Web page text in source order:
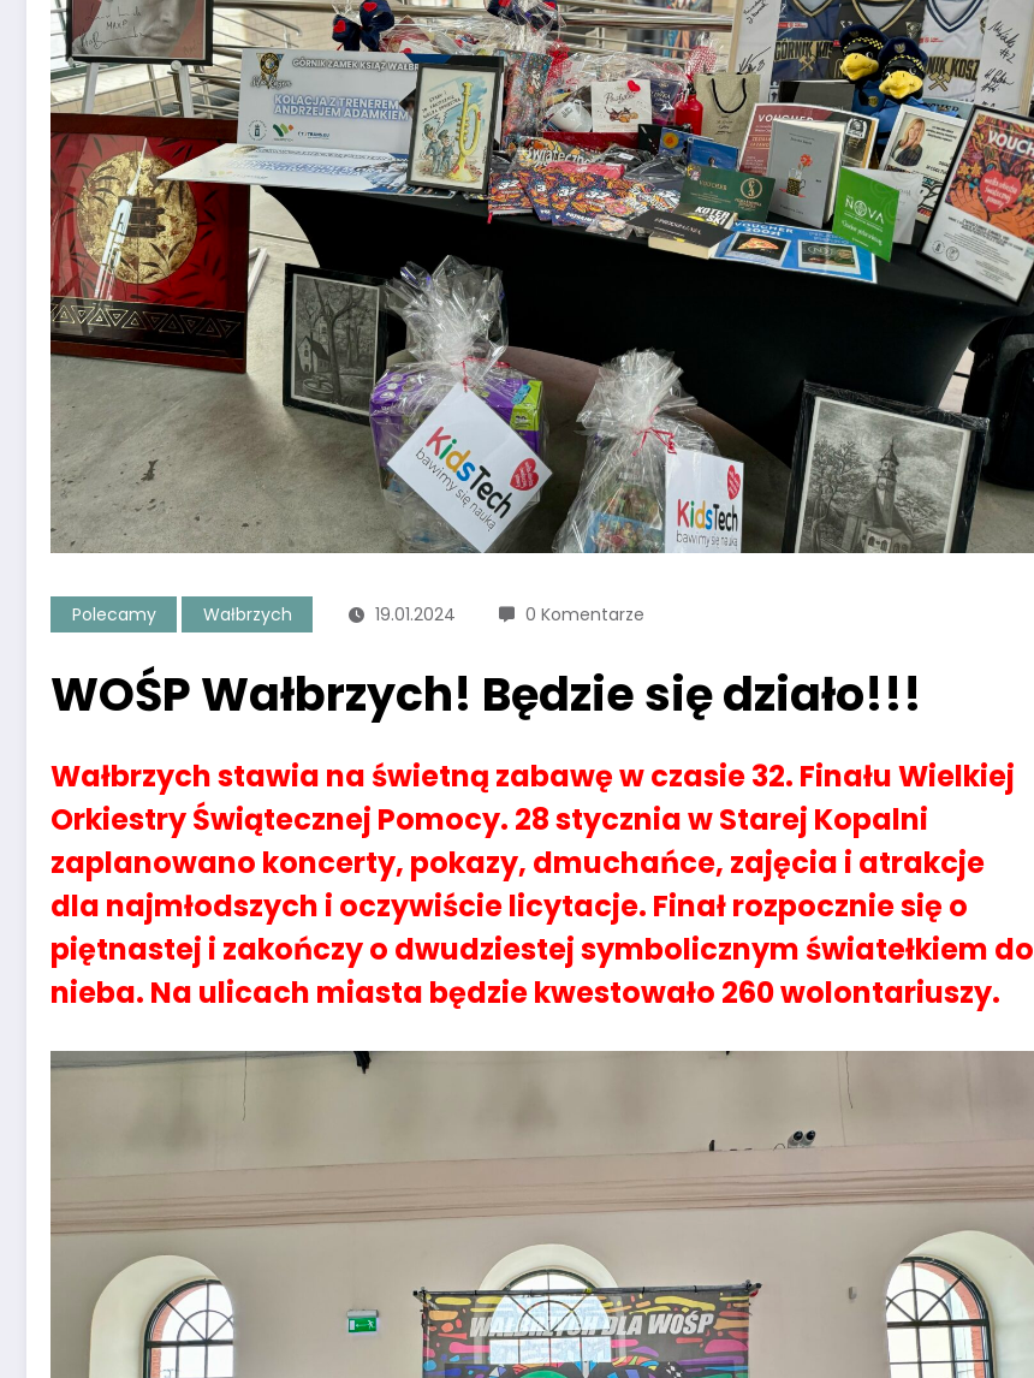
Polecamy Wałbrzych 19.01.2024 0 Komentarze
WOŚP Wałbrzych! Będzie się działo!!!
Wałbrzych stawia na świetną zabawę w czasie 32. Finału Wielkiej
Orkiestry Świątecznej Pomocy. 28 stycznia w Starej Kopalni
zaplanowano koncerty, pokazy, dmuchańce, zajęcia i atrakcje
dla najmłodszych i oczywiście licytacje. Finał rozpocznie się o
piętnastej i zakończy o dwudziestej symbolicznym światełkiem do
nieba. Na ulicach miasta będzie kwestowało 260 wolontariuszy.